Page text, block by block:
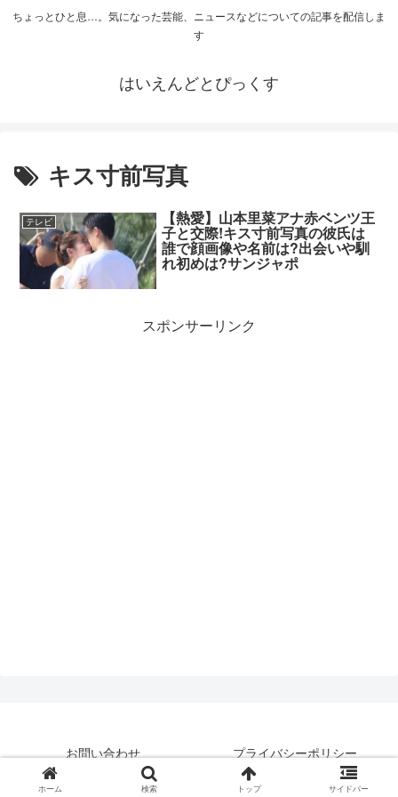
ちょっとひと息…。気になった芸能、ニュースなどについての記事を配信しま
す
はいえんどとぴっくす
キス寸前写真
テレビ 【熱愛】山本里菜アナ赤ベンツ王
子と交際!キス寸前写真の彼氏は
誰で顔画像や名前は?出会いや馴
れ初めは?サンジャポ
スポンサーリンク
お問い合わせ
プライバシーポリシー
© 2019 はいえんどとぴっくす.
ホーム 検索 トップ サイドバー